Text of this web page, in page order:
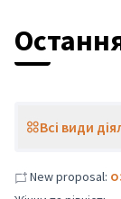
Всі види
New proposal: